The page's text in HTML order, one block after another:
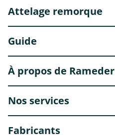
Attelage remorque
Guide
À propos de Rameder
Nos services
Fabricants